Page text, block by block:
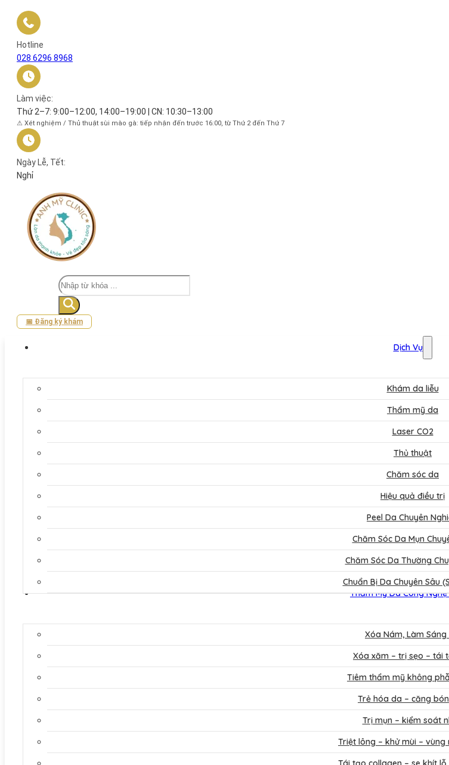
Hotline
028 6296 8968
Làm việc:
Thứ 2–7: 9:00–12:00, 14:00–19:00 | CN: 10:30–13:00
⚠ Xét nghiệm / Thủ thuật sùi mào gà: tiếp nhận đến trước 16:00, từ Thứ 2 đến Thứ 7
Ngày Lễ, Tết:
Nghỉ
Tìm
kiếm
📅 Đăng ký khám
Dịch Vụ
Khám da liễu
Thẩm mỹ da
Laser CO2
Thủ thuật
Chăm sóc da
Hiệu quả điều trị
Peel Da Chuyên
Chăm Sóc Da Mụn
Chăm Sóc Da Thường
Chuẩn Bị Da Chuyên Sâu
Thẩm Mỹ Da Công
Xóa Nám, Làm Sáng
Xóa xăm – trị sẹo – tái
Tiêm thẩm mỹ không
Trẻ hóa da – căng
Trị mụn – kiểm soát
Triệt lông – khử mùi – vùng